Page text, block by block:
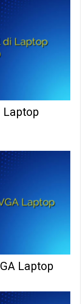
Laptop
Laptop